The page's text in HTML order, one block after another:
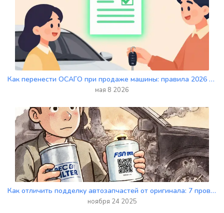
Как перенести ОСАГО при продаже машины: правила 2026 года и пошаговая инструкция
мая 8 2026
Как отличить подделку автозапчастей от оригинала: 7 проверенных способов
ноября 24 2025